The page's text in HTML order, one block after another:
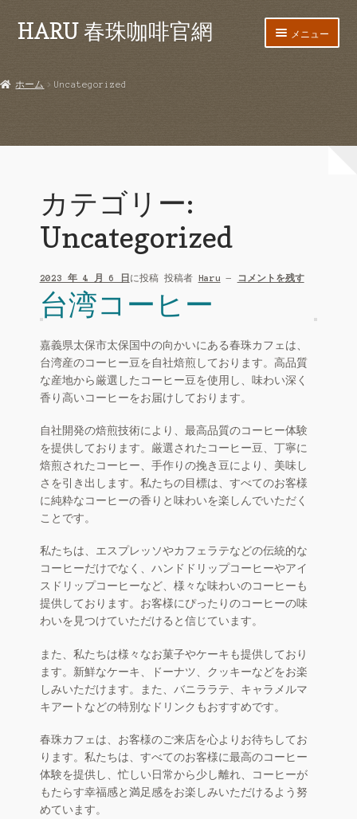
ナ
ビ
へ
コ
ン
キ
HARU 春珠咖啡官網 メニュー
ホーム Uncategorized
カテゴリー:
Uncategorized
2023 年 4 月 6 日 に投稿 投稿者 Haru — コメントを残す
台湾コーヒー
嘉義県太保市太保国中の向かいにある春珠カフェは、
台湾産のコーヒー豆を自社焙煎しております。高品質
な産地から厳選したコーヒー豆を使用し、味わい深く
香り高いコーヒーをお届けしております。
自社開発の焙煎技術により、最高品質のコーヒー体験
を提供しております。厳選されたコーヒー豆、丁寧に
焙煎されたコーヒー、手作りの挽き豆により、美味し
さを引き出します。私たちの目標は、すべてのお客様
に純粋なコーヒーの香りと味わいを楽しんでいただく
ことです。
私たちは、エスプレッソやカフェラテなどの伝統的な
コーヒーだけでなく、ハンドドリップコーヒーやアイ
スドリップコーヒーなど、様々な味わいのコーヒーも
提供しております。お客様にぴったりのコーヒーの味
わいを見つけていただけると信じています。
また、私たちは様々なお菓子やケーキも提供しており
ます。新鮮なケーキ、ドーナツ、クッキーなどをお楽
しみいただけます。また、バニララテ、キャラメルマ
キアートなどの特別なドリンクもおすすめです。
春珠カフェは、お客様のご来店を心よりお待ちしてお
ります。私たちは、すべてのお客様に最高のコーヒー
体験を提供し、忙しい日常から少し離れ、コーヒーが
もたらす幸福感と満足感をお楽しみいただけるよう努
めています。